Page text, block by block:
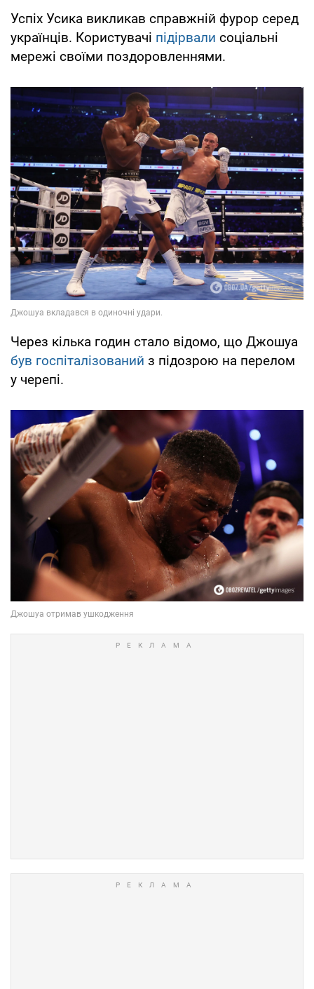
Успіх Усика викликав справжній фурор серед
українців. Користувачі підірвали соціальні
мережі своїми поздоровленнями.
Через кілька годин стало відомо, що Джошуа
був госпіталізований з підозрою на перелом
у черепі.